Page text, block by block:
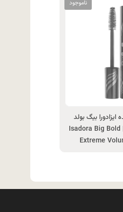
بیگ بولد
اکستریم (نارنجی) | Isadora Big Bold
Extreme